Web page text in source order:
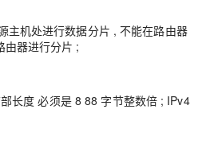
机处进行数据分片 , 不能在路由器
由器进行分片 ;
长度 必须是 8 88 字节整数倍 ; IPv4